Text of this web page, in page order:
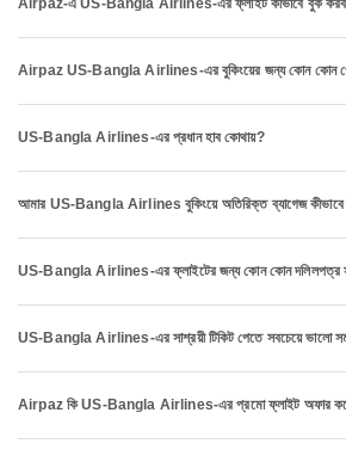
Airpaz-এ US-Bangla Airlines-এর ফ্লাইট কীভাবে বুক
Airpaz US-Bangla Airlines-এর বুকিংয়ের জন্য কোন কোন
US-Bangla Airlines-এর প্রধান হাব কোথায়?
আমার US-Bangla Airlines বুকিংয়ে অতিরিক্ত ব্যাগেজ
US-Bangla Airlines-এর ফ্লাইটের জন্য কোন কোন দলিলপত্র
US-Bangla Airlines-এর সাশ্রয়ী টিকিট পেতে সবচেয়ে ভালো
Airpaz কি US-Bangla Airlines-এর প্রমো ফ্লাইট অফার